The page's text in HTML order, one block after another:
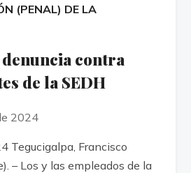
(PENAL) DE LA
contra
de la SEDH
2024
Tegucigalpa, Francisco
– Los y las empleados de la